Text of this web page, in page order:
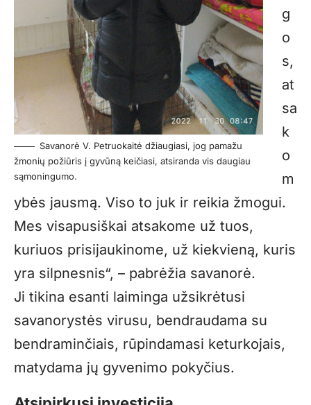
Savanorė V. Petruokaitė džiaugiasi, jog pamažu
žmonių požiūris į gyvūną keičiasi, atsiranda vis daugiau
sąmoningumo.
g
o
s,
at
sa
k
o
m
ybės jausmą. Viso to juk ir reikia žmogui.
Mes visapusiškai atsakome už tuos,
kuriuos prisijaukinome, už kiekvieną, kuris
yra silpnesnis“, – pabrėžia savanorė.
Ji tikina esanti laiminga užsikrėtusi
savanorystės virusu, bendraudama su
bendraminčiais, rūpindamasi keturkojais,
matydama jų gyvenimo pokyčius.